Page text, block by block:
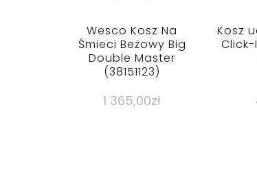
Wesco Kosz Na
Śmieci Beżowy Big
Double Master
(38151123)
1 365,00zł
Kosz
Click-